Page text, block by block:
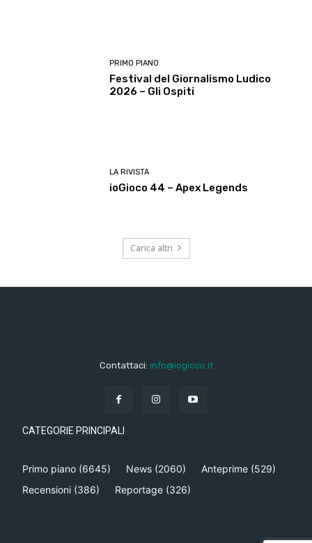
PRIMO PIANO
Festival del Giornalismo Ludico
2026 – Gli Ospiti
LA RIVISTA
ioGioco 44 – Apex Legends
Carica altri
Contattaci: info@iogioco.it
CATEGORIE PRINCIPALI
Primo piano (6645) News (2060) Anteprime (529)
Recensioni (386) Reportage (326)